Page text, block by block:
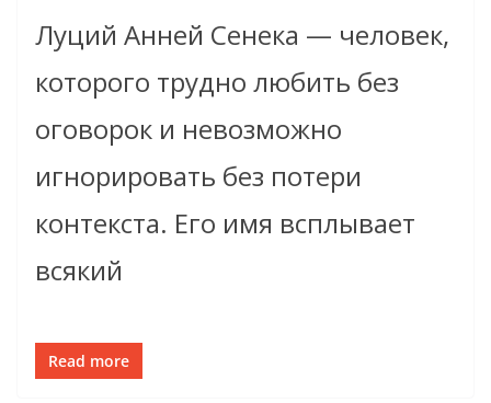
Луций Анней Сенека — человек,
которого трудно любить без
оговорок и невозможно
игнорировать без потери
контекста. Его имя всплывает
всякий
Read more